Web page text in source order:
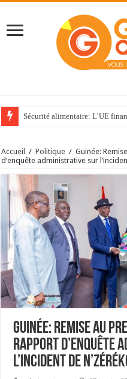
Sécurité alimentaire: L’UE
Accueil / Politique / Guinée:
d’enquête administrative sur
Guinée: Remise au
rapport d’enquête
l’incident de